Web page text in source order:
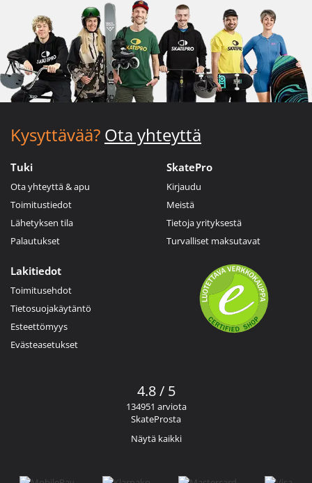
Kysyttävää? Ota yhteyttä
Tuki
Ota yhteyttä & apu
Toimitustiedot
Lähetyksen tila
Palautukset
SkatePro
Kirjaudu
Meistä
Tietoja yrityksestä
Turvalliset maksutavat
Lakitiedot
Toimitusehdot
Tietosuojakäytäntö
Esteettömyys
Evästeasetukset
4.8 / 5
134951 arviota
SkateProsta
Näytä kaikki